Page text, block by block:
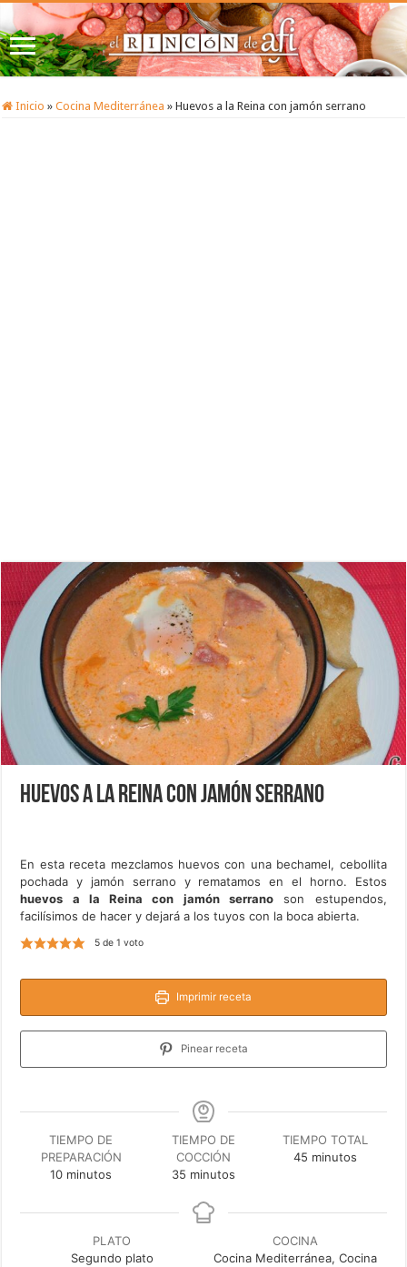
Inicio » Cocina Mediterránea » Huevos a la Reina con jamón serrano
Huevos a la Reina con jamón serrano
En esta receta mezclamos huevos con una bechamel, cebollita
pochada y jamón serrano y rematamos en el horno. Estos
huevos a la Reina con jamón serrano son estupendos,
facilísimos de hacer y dejará a los tuyos con la boca abierta.
5de 1 voto
Imprimir receta
Pinear receta
TIEMPO DE
PREPARACIÓN
10minutos
minutos
TIEMPO DE
COCCIÓN
35minutos
minutos
TIEMPO TOTAL
45 minutos
minutos
PLATO
Segundo plato
COCINA
Cocina Mediterránea, Cocina